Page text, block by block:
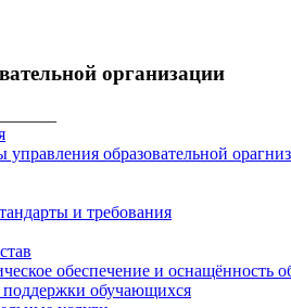
организации
управления образовательной
и требования
обеспечение и оснащённость
обучающихся